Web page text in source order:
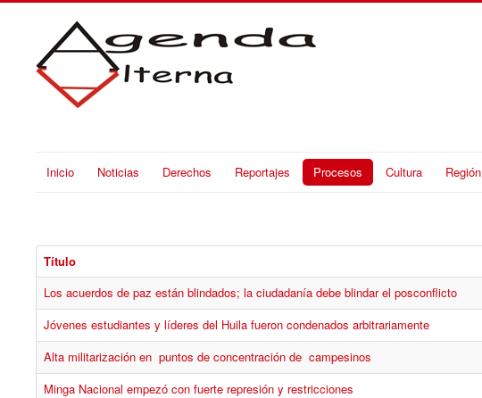
Inicio Noticias Derechos Reportajes Procesos Cultura Región
Título
Los acuerdos de paz están blindados; la ciudadanía debe blindar el posconflicto
Jóvenes estudiantes y líderes del Huila fueron condenados arbitrariamente
Alta militarización en puntos de concentración de campesinos
Minga Nacional empezó con fuerte represión y restricciones